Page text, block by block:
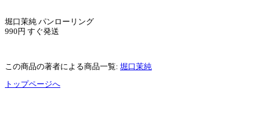
堀口茉純 パンローリング
990円 すぐ発送
この商品の著者による商品一覧: 堀口茉純
トップページへ